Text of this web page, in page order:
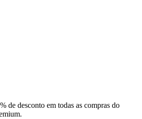
de desconto em todas as compras do